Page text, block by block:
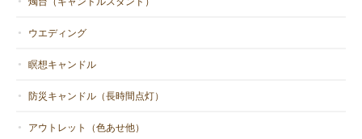
ウエディング
瞑想キャンドル
防災キャンドル（長時間点灯）
アウトレット（色あせ他）